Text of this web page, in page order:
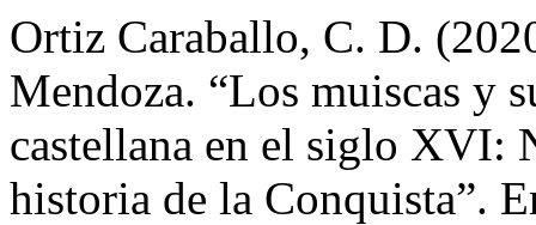
Ortiz Caraballo, C. D.
Mendoza. “Los muiscas y
castellana en el siglo XVI:
historia de la Conquista”.